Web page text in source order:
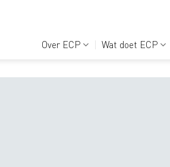
Over ECP Wat doet ECP